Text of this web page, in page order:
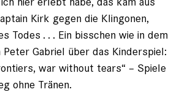
Kirk gegen die Klingonen,
Todes . . . Ein bisschen wie in dem
Peter Gabriel über das Kinderspiel:
war without tears“ – Spiele
ohne Tränen.